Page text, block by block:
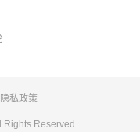
隐私政策
Rights Reserved